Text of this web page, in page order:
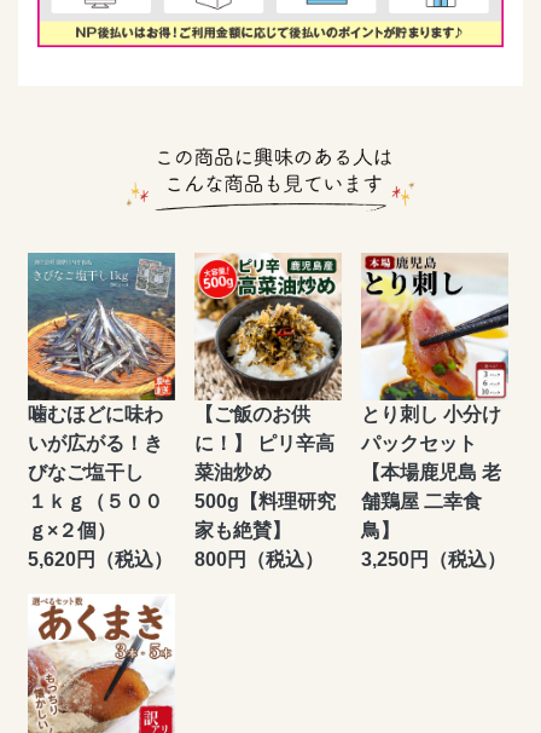
噛むほどに味わ
いが広がる！き
びなご塩干し
１ｋｇ（５００
ｇ×２個）
5,620円（税込）
【ご飯のお供
に！】 ピリ辛高
菜油炒め
500g【料理研究
家も絶賛】
800円（税込）
とり刺し 小分け
パックセット
【本場鹿児島 老
舗鶏屋 二幸食
鳥】
3,250円（税込）